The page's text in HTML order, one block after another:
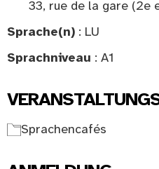
33, rue de la gare (2e
Sprache(n) : LU
Sprachniveau : A1
Sprachencafés